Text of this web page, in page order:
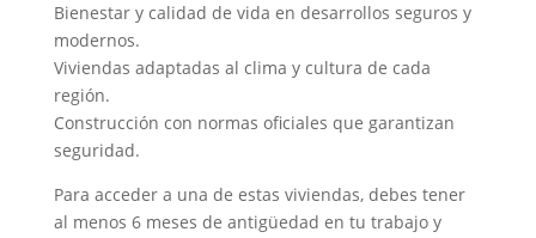
Bienestar y calidad de vida en desarrollos seguros y
modernos.
Viviendas adaptadas al clima y cultura de cada
región.
Construcción con normas oficiales que garantizan
seguridad.
Para acceder a una de estas viviendas, debes tener
al menos 6 meses de antigüedad en tu trabajo y